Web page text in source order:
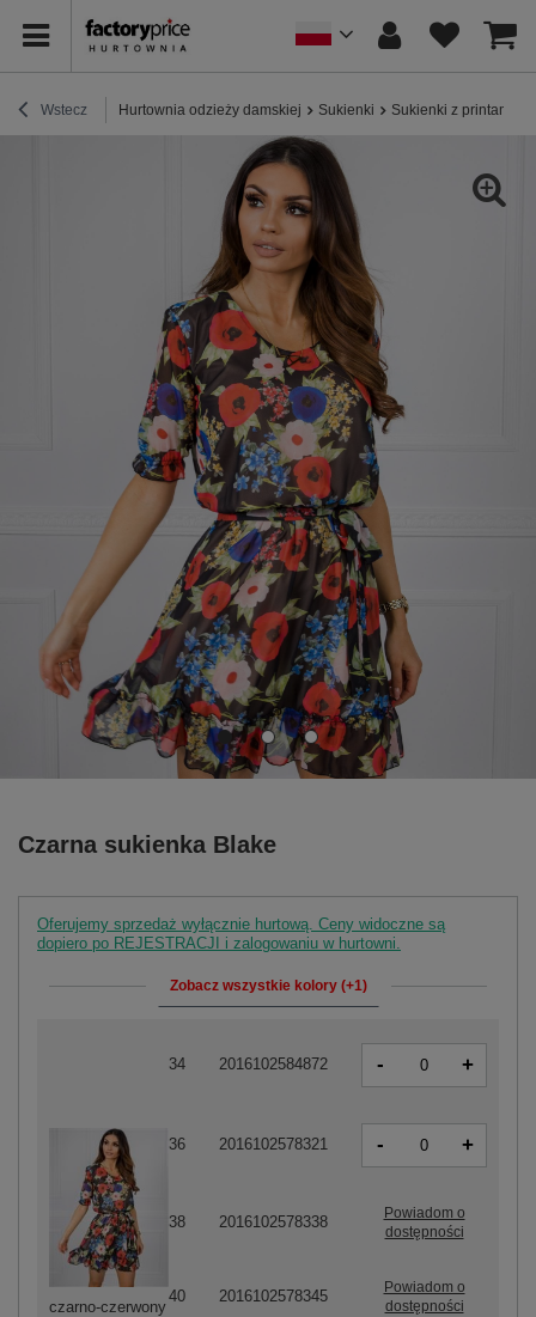
Wstecz Hurtownia odzieży damskiej Sukienki Sukienki z printami
Czarna sukienka Blake
Oferujemy sprzedaż wyłącznie hurtową. Ceny widoczne są
dopiero po REJESTRACJI i zalogowaniu w hurtowni.
Zobacz wszystkie kolory (+1)
czarno-czerwony
34 2016102584872 - +
36 2016102578321 - +
38 2016102578338
Powiadom o
dostępności
40 2016102578345
Powiadom o
dostępności